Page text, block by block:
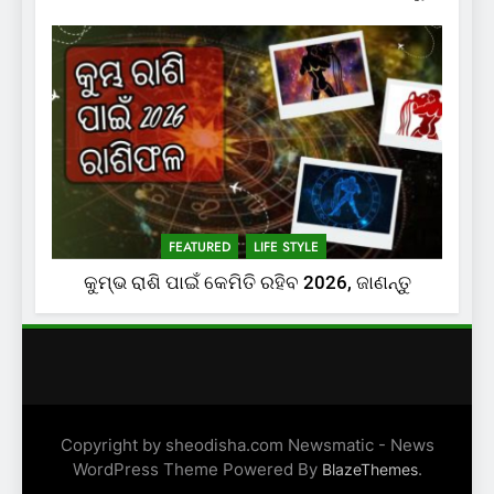
FEATURED LIFE STYLE
କୁମ୍ଭ ରାଶି ପାଇଁ କେମିତି ରହିବ 2026, ଜାଣନ୍ତୁ
Copyright by sheodisha.com Newsmatic - News
WordPress Theme Powered By BlazeThemes.